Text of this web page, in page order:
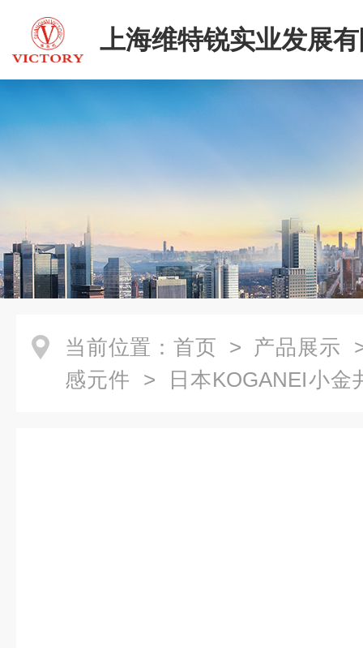
上海维特锐实业发展
二部
当前位置： 首页 > 产品展示
感元件 >
日本KOGANEI小金